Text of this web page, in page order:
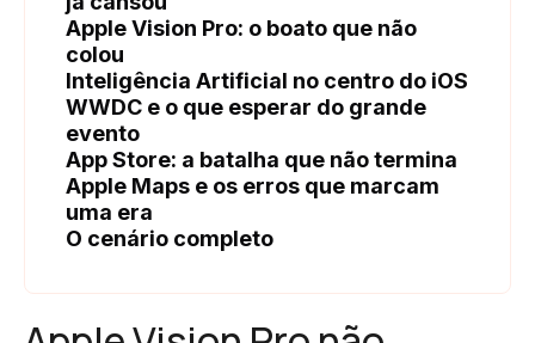
Apple Vision Pro: o boato que não
colou
Inteligência Artificial no centro do iOS
WWDC e o que esperar do grande
evento
App Store: a batalha que não termina
Apple Maps e os erros que marcam
uma era
O cenário completo